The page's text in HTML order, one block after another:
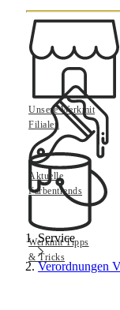
Unsere Werkmit
Filialen
Aktuelle
Farbentrends
Werkmit Tipps
& Tricks
Service
Verordnungen